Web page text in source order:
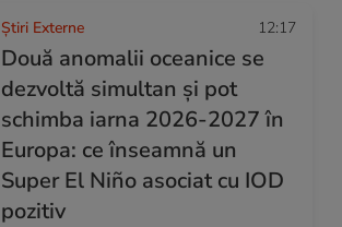
Știri Externe 12:17
Două anomalii oceanice se
dezvoltă simultan și pot
schimba iarna 2026-2027 în
Europa: ce înseamnă un
Super El Niño asociat cu IOD
pozitiv